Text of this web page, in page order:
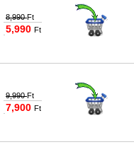
8,990Ft
5,990 Ft
9,990Ft
7,900 Ft